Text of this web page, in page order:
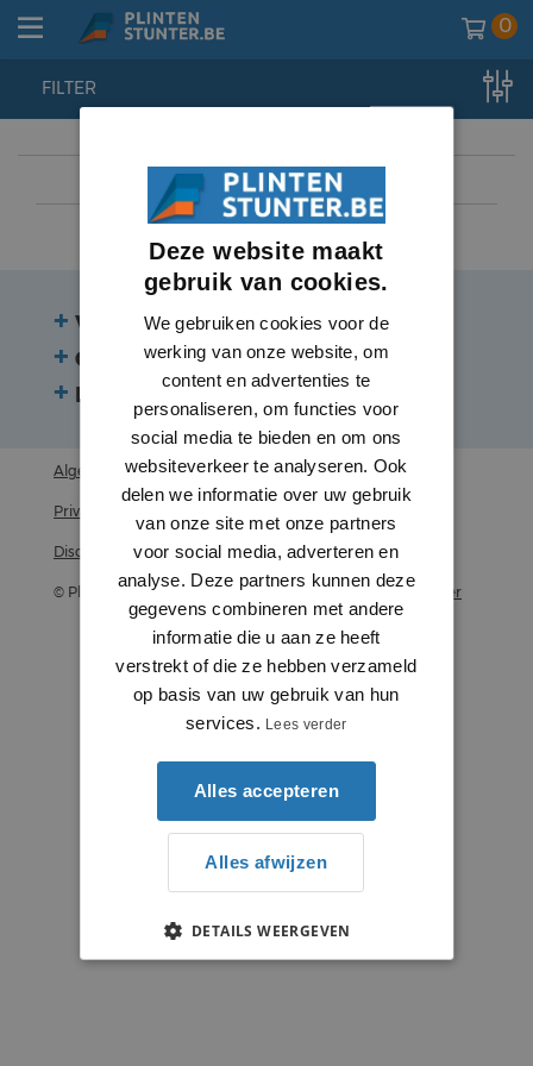
0
home //
FILTER
Veelgestelde vragen
Contact
Beoordelingen
Algemene voorwaarden
Privacy statement
Disclaimer
© Plintenstunter 2026 Profielenstunter
Deze website maakt
gebruik van cookies.
We gebruiken cookies voor de
werking van onze website, om
content en advertenties te
personaliseren, om functies voor
social media te bieden en om ons
websiteverkeer te analyseren. Ook
delen we informatie over uw gebruik
van onze site met onze partners
voor social media, adverteren en
analyse. Deze partners kunnen deze
gegevens combineren met andere
informatie die u aan ze heeft
verstrekt of die ze hebben verzameld
op basis van uw gebruik van hun
services.
Lees verder
Alles accepteren
Alles afwijzen
DETAILS WEERGEVEN